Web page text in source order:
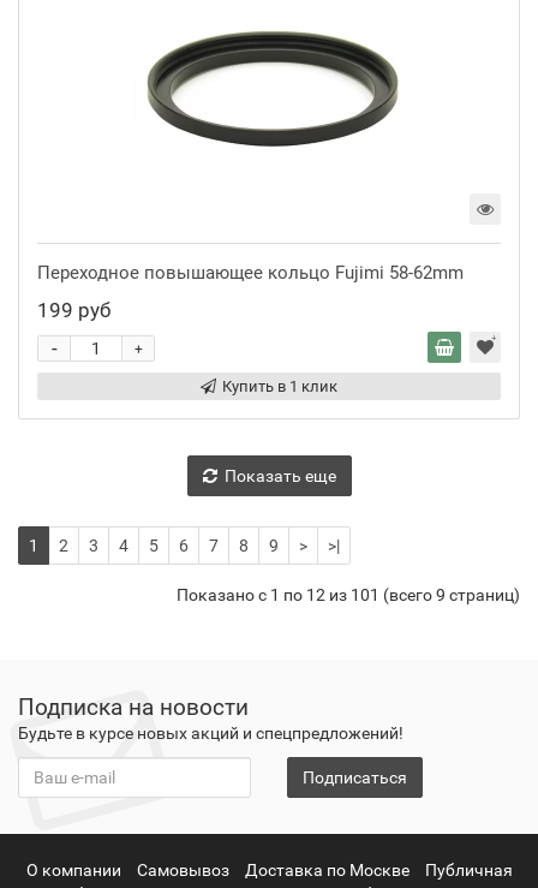
Переходное повышающее кольцо Fujimi 58-62mm
199 руб
+
-
Купить в 1 клик
Показать еще
1 2 3 4 5 6 7 8 9 > >|
Показано с 1 по 12 из 101 (всего 9 страниц)
Подписка на новости
Будьте в курсе новых акций и спецпредложений!
Подписаться
О компании Самовывоз Доставка по Москве
Публичная